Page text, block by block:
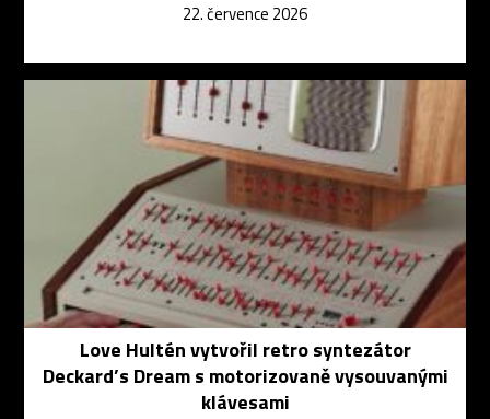
22. července 2026
Love Hultén vytvořil retro syntezátor
Deckard’s Dream s motorizovaně vysouvanými
klávesami